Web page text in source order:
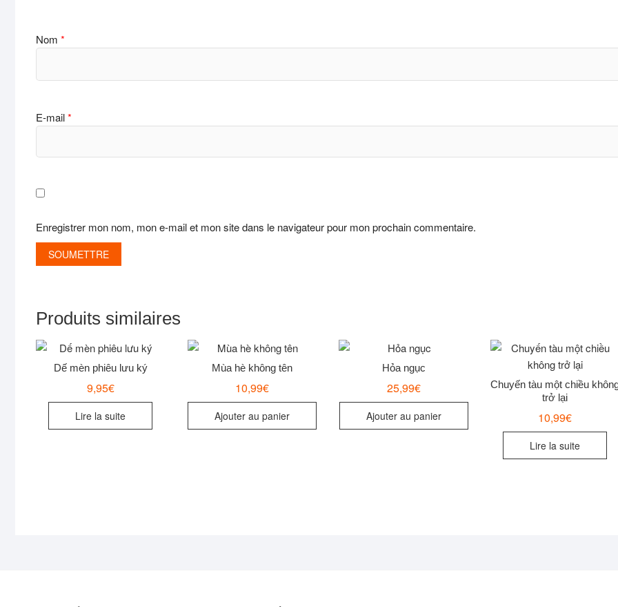
Nom *
E-mail*
Enregistrer mon nom, mon e-mail et mon site dans le navigateur pour mon prochain commentaire.
Produits similaires
Dế mèn phiêu lưu ký
9,95€
Lire la suite
Mùa hè không tên
10,99€
Ajouter au panier
Hỏa ngục
25,99€
Ajouter au panier
Chuyến tàu một chiều
trở lại
10,99€
Lire la suite